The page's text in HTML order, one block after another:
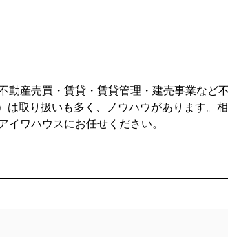
動産売買・賃貸・賃貸管理・建売事業など
取り扱いも多く、ノウハウがあります。相
ワハウスにお任せください。